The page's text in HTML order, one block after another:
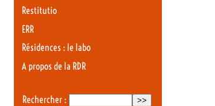
Restitutio
ERR
Résidences : le labo
A propos de la RDR
Rechercher :